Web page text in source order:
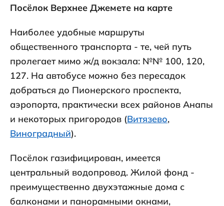
Посёлок Верхнее Джемете на карте
Наиболее удобные маршруты
общественного транспорта - те, чей путь
пролегает мимо ж/д вокзала: №№ 100, 120,
127. На автобусе можно без пересадок
добраться до Пионерского проспекта,
аэропорта, практически всех районов Анапы
и некоторых пригородов (Витязево,
Виноградный).
Посёлок газифицирован, имеется
центральный водопровод. Жилой фонд -
преимущественно двухэтажные дома с
балконами и панорамными окнами,